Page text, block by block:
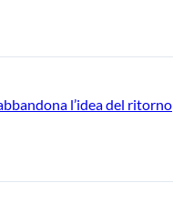
l’idea del ritorno